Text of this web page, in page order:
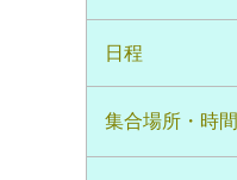
日程
集合場所・時間